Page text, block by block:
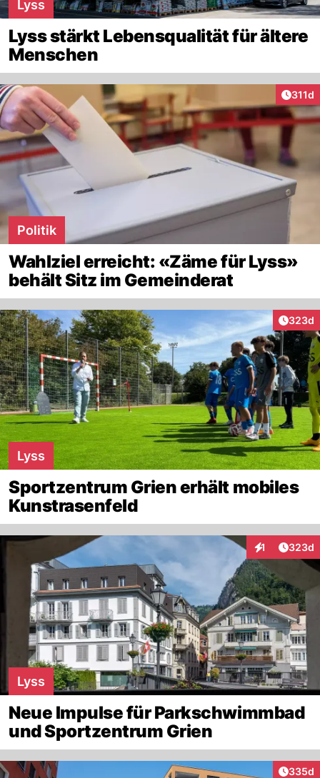
Lyss
Lyss stärkt Lebensqualität für ältere
Menschen
311d
Politik
Wahlziel erreicht: «Zäme für Lyss»
behält Sitz im Gemeinderat
323d
Lyss
Sportzentrum Grien erhält mobiles
Kunstrasenfeld
1
Interaktionen
323d
Lyss
Neue Impulse für Parkschwimmbad
und Sportzentrum Grien
335d